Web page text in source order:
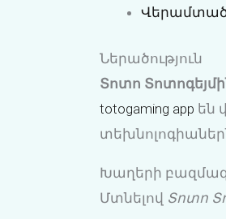
Ներածություն
Տոտո
totogaming app են
Խաղերի
Մտնելով Տոտո